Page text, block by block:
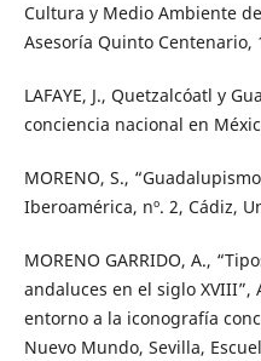
Cultura y Medio Ambiente
Asesoría Quinto Centenario,
LAFAYE, J., Quetzalcóatl y
conciencia nacional en
MORENO, S.,
Iberoamérica, nº. 2, Cádiz,
MORENO GARRIDO, A.,
andaluces en el siglo XVIII”,
entorno a la iconografía
Nuevo Mundo, Sevilla,